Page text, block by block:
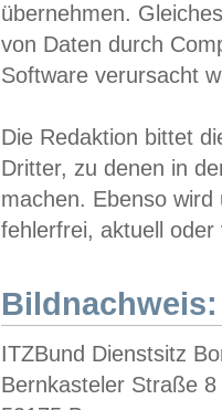
übernehmen.
von Daten durch
Software verursacht
Die Redaktion bittet
Dritter, zu denen in
machen. Ebenso
fehlerfrei, aktuell oder
Bildnachweis:
ITZBund Dienstsitz
Bernkasteler Straße 8